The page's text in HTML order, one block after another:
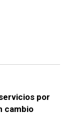
por
cambio